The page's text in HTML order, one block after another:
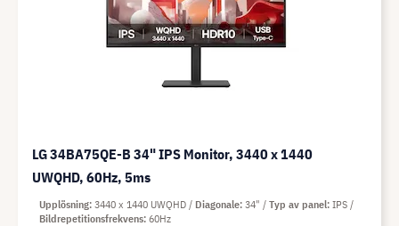
LG 34BA75QE-B 34" IPS Monitor, 3440 x 1440
UWQHD, 60Hz, 5ms
Upplösning 3440 x 1440 UWQHD Diagonale 34" Typ av panel IPS
Bildrepetitionsfrekvens 60Hz